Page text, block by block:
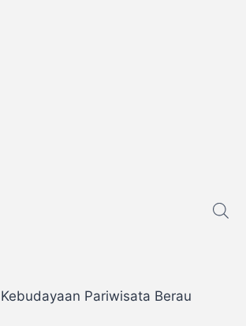
Pariwisata Berau